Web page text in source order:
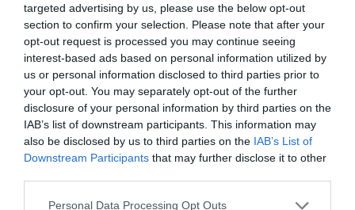
targeted advertising by us, please use the below opt-out
section to confirm your selection. Please note that after your
opt-out request is processed you may continue seeing
interest-based ads based on personal information utilized by
us or personal information disclosed to third parties prior to
your opt-out. You may separately opt-out of the further
disclosure of your personal information by third parties on the
IAB’s list of downstream participants. This information may
also be disclosed by us to third parties on the IAB’s List of
Downstream Participants that may further disclose it to other
Personal Data Processing Opt Outs